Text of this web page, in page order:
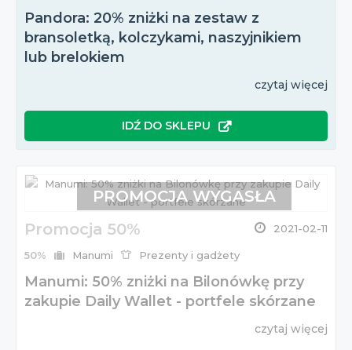
Pandora: 20% zniżki na zestaw z
bransoletką, kolczykami, naszyjnikiem
lub brelokiem
czytaj więcej
IDŹ DO SKLEPU
Promocja 50% 2021-02-11
50% Manumi Prezenty i gadżety
Manumi: 50% zniżki na Bilonówkę przy
zakupie Daily Wallet - portfele skórzane
czytaj więcej
PROMOCJA WYGASŁA